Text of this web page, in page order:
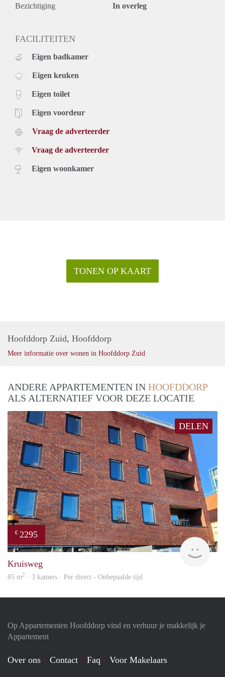
Huurprijs is inclusief parkeerplek
water, tv-internet en gebruikerslasten
Bezichtiging In overleg
FACILITEITEN
Eigen badkamer
Eigen keuken
Eigen toilet
Eigen voordeur
Vraag de adverteerder
Vraag de adverteerder
Eigen woonkamer
TONEN OP KAART
Hoofddorp Zuid, Hoofddorp
Meer informatie over wonen in Hoofddorp Zuid
ANDERE APPARTEMENTEN IN HOOFDDORP
ALS ALTERNATIEF VOOR DEZE LOCATIE
DELEN
€ 2295
Kruisweg
85 m2 · 3 kamers · Per direct - Onbepaalde tijd
Op Appartementen Hoofddorp vind en verhuur je makkelijk je
Appartement
Over ons Contact Faq
Voor Makelaars